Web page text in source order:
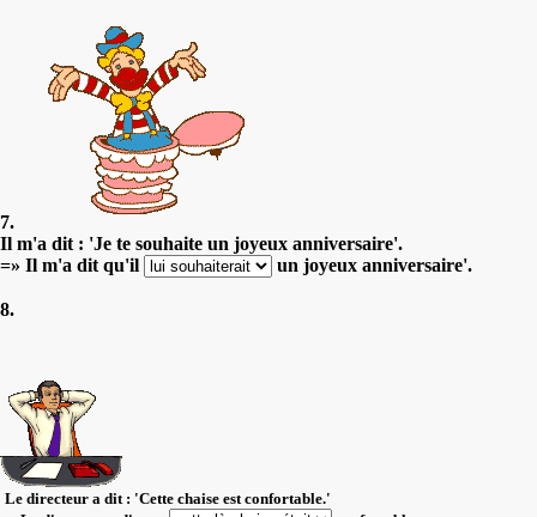
7.
Il m'a dit : 'Je te souhaite un joyeux anniversaire'.
=» Il m'a dit qu'il
un joyeux anniversaire'.
8.
Le directeur a dit : 'Cette chaise est confortable.'